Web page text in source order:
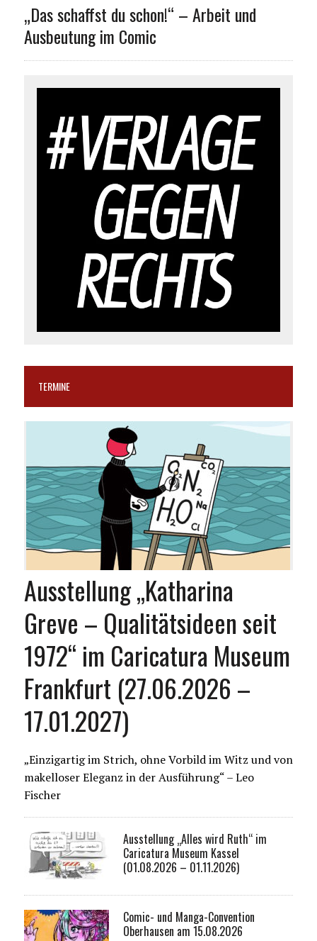
„Das schaffst du schon!“ – Arbeit und
Ausbeutung im Comic
TERMINE
Ausstellung „Katharina
Greve – Qualitätsideen seit
1972“ im Caricatura Museum
Frankfurt (27.06.2026 –
17.01.2027)
„Einzigartig im Strich, ohne Vorbild im Witz und von
makelloser Eleganz in der Ausführung“ – Leo
Fischer
Ausstellung „Alles wird Ruth“ im
Caricatura Museum Kassel
(01.08.2026 – 01.11.2026)
Comic- und Manga-Convention
Oberhausen am 15.08.2026